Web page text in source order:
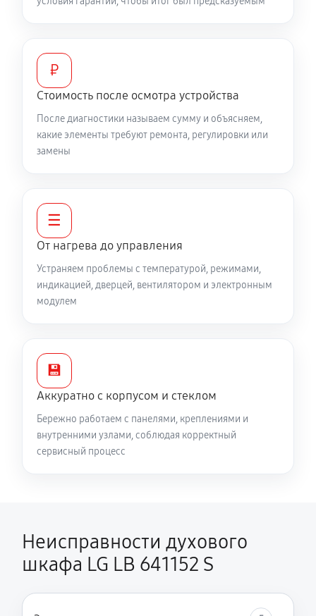
₽
Стоимость после осмотра устройства
После диагностики называем сумму и объясняем,
какие элементы требуют ремонта, регулировки или
замены
☰
От нагрева до управления
Устраняем проблемы с температурой, режимами,
индикацией, дверцей, вентилятором и электронным
модулем
💾
Аккуратно с корпусом и стеклом
Бережно работаем с панелями, креплениями и
внутренними узлами, соблюдая корректный
сервисный процесс
Неисправности духового
шкафа LG LB 641152 S